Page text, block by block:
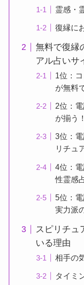
霊感・
復縁に
無料で復縁
アル占いサ
1位：
が無料
2位：
が揃う
3位：
リチュ
4位：
性霊感
5位：
実力派
スピリチュ
いる理由
相手の
タイミ